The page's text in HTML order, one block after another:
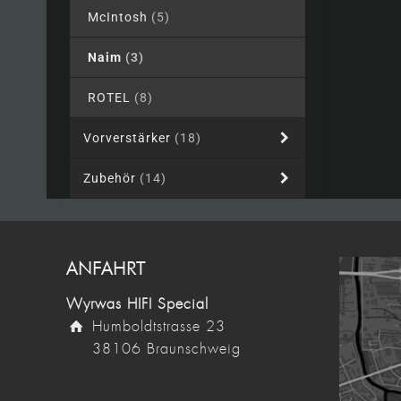
McIntosh (5)
Naim (3)
ROTEL (8)
Vorverstärker (18)
Zubehör (14)
ANFAHRT
Wyrwas HIFI Special
Humboldtstrasse 23
38106 Braunschweig